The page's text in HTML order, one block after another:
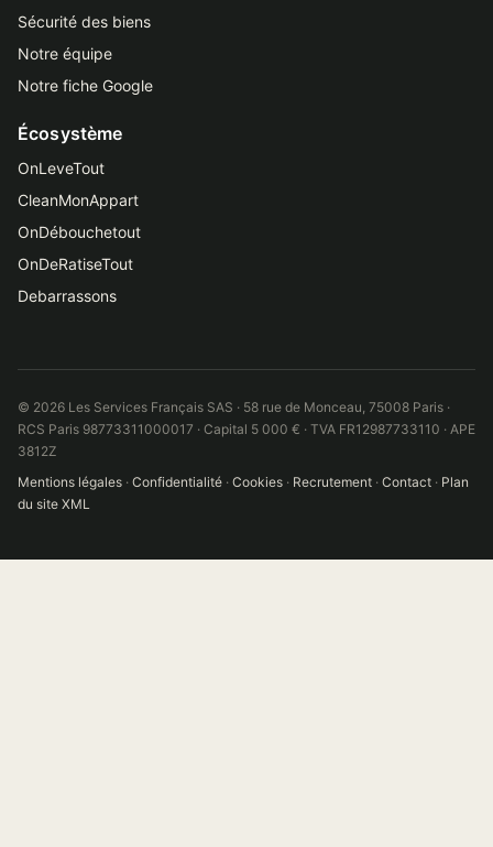
Sécurité des biens
Notre équipe
Notre fiche Google
Écosystème
OnLeveTout
CleanMonAppart
OnDébouchetout
OnDeRatiseTout
Debarrassons
© 2026 Les Services Français SAS · 58 rue de Monceau, 75008 Paris ·
RCS Paris 98773311000017 · Capital 5 000 € · TVA FR12987733110 · APE
3812Z
Mentions légales · Confidentialité · Cookies · Recrutement · Contact · Plan
du site XML